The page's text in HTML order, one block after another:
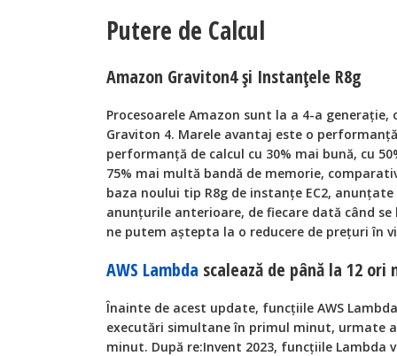
Putere de Calcul
Amazon Graviton4 și Instanțele R8g
Procesoarele Amazon sunt la a 4-a
Graviton 4. Marele avantaj este o
performanță de calcul cu 30% mai bună, cu
75% mai multă bandă de memorie,
baza noului tip R8g de instanțe EC2,
anunțurile anterioare, de fiecare dată când
ne putem aștepta la o reducere de prețuri în
AWS Lambda scalează de până la 12 ori
Înainte de acest update, funcțiile AWS
executări simultane în primul minut, urmate
minut. După re:Invent 2023, funcțiile Lambda